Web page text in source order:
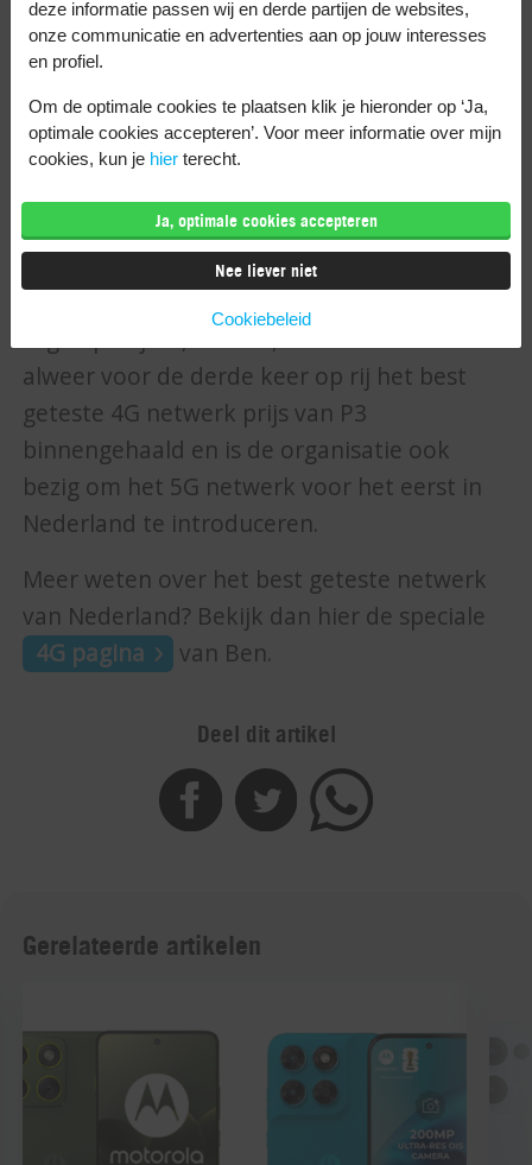
Ben het netwerk van T-Mobile. Sinds 2015
heeft T-Mobile 4G netwerk. En wat voor een
bestaande netwerk zoals concurrenten
deden, heeft T-Mobile een compleet nieuw,
2016 valt dit netwerk behoorlijk in de
prijzen. In 2016 heeft T-Mobile de eerste
Afgelopen jaar, in 2018, heeft T-Mobile
alweer voor de derde keer op rij het best
geteste 4G netwerk prijs van P3
binnengehaald en is de organisatie ook
bezig om het 5G netwerk voor het eerst in
Nederland te introduceren.
Meer weten over het best geteste netwerk
van Nederland? Bekijk dan hier de speciale
4G pagina
van Ben.
Deel dit artikel
Gerelateerde artikelen
deze informatie passen wij en derde partijen de websites,
onze communicatie en advertenties aan op jouw interesses
en profiel.
Om de optimale cookies te plaatsen klik je hieronder op ‘Ja,
optimale cookies accepteren’. Voor meer informatie over mijn
cookies, kun je hier terecht.
Ja, optimale cookies accepteren
Nee liever niet
Cookiebeleid